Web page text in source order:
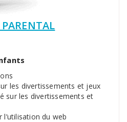
les divertissements et jeux
sur les divertissements et
l’utilisation du web